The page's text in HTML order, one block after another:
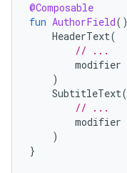
@Composable
fun AuthorField()
HeaderText(
// ...
modifier
)
SubtitleText(
// ...
modifier
)
}